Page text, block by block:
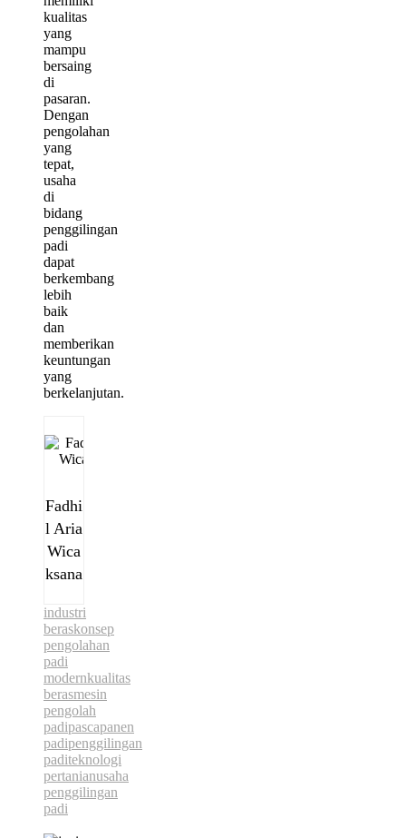
kualitas
yang
mampu
bersaing
di
pasaran.
Dengan
pengolahan
yang
tepat,
usaha
di
bidang
penggilingan
padi
dapat
berkembang
lebih
baik
dan
memberikan
keuntungan
yang
berkelanjutan.
Fadhi
l Aria
Wica
ksana
industri
beraskonsep
pengolahan
padi
modernkualitas
berasmesin
pengolah
padipascapanen
padipenggilingan
paditeknologi
pertanianusaha
penggilingan
padi